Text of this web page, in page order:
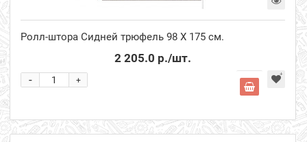
Ролл-штора Сидней трюфель 98 Х 175 см.
2 205.0 р./шт.
+
-